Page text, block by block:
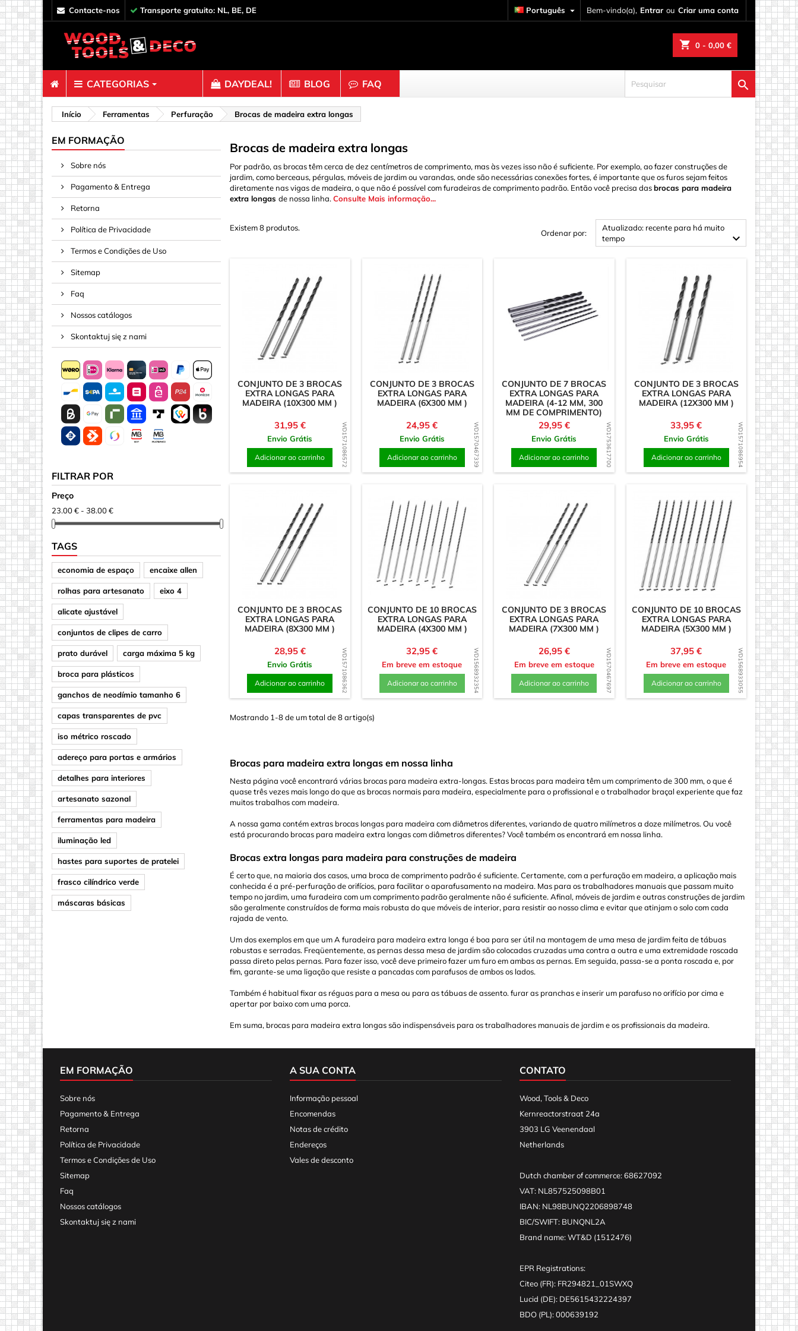
contacte-nos Transporte gratuito: NL, BE, DE Bem-vindo(a), Entrar ou Criar uma conta
Português 
shopping_cart 0 - 0,00 €
CATEGORIAS
Fixadores
Conectores de prateleira
Decoração
Espaçadores
Ganchos, Olhos & Anéis
Parafusos porcas
Pinos & Hastes
Porcas de rampa (porcas
aparafusadas)
Bolas & Miçangas
Caixa Infantil do Woody
Hemisférios
Ornamentos & Esculturas em Madeira
Paus & Blocos
Tampas & Botões
Acrílico (plástico)
Discos
Espelhos
Letras & Personagens
Material em folha 3 mm
Material em folha 8 mm
Outras formas
Setas
Ímãs
Cilindro/Disco
Ganchos magnéticos
DAYDEAL! BLOG FAQ 
Início Ferramentas Perfuração Brocas de madeira extra longas
EM FORMAÇÃO
Sobre nós
Pagamento & Entrega
Retorna
Política de Privacidade
Termos e Condições de Uso
Sitemap
Faq
Nossos catálogos
Skontaktuj się z nami
FILTRAR POR
Preço
23.00 € - 38.00 €
TAGS
economia de espaço encaixe allen
rolhas para artesanato eixo 4
alicate ajustável
conjuntos de clipes de carro
prato durável carga máxima 5 kg
broca para plásticos
ganchos de neodímio tamanho 6
capas transparentes de pvc
iso métrico roscado
adereço para portas e armários
detalhes para interiores
artesanato sazonal
ferramentas para madeira
iluminação led
hastes para suportes de pratelei
frasco cilíndrico verde
máscaras básicas
Brocas de madeira extra longas
Por padrão, as brocas têm cerca de dez centímetros de comprimento, mas às vezes isso não é suficiente. Por exemplo, ao fazer construções de
jardim, como berceaus, pérgulas, móveis de jardim ou varandas, onde são necessárias conexões fortes, é importante que os furos sejam feitos
diretamente nas vigas de madeira, o que não é possível com furadeiras de comprimento padrão. Então você precisa dasbrocas para madeira
extra longas de nossa linha. Consulte Mais informação...
Existem 8 produtos.
Ordenar por:
Atualizado: recente para há muito
tempo

WD1571086572
CONJUNTO DE 3 BROCAS
EXTRA LONGAS PARA
MADEIRA (10X300 MM )
Preço
31,95 €
Envio Grátis
Adicionar ao carrinho WD1570467339
CONJUNTO DE 3 BROCAS
EXTRA LONGAS PARA
MADEIRA (6X300 MM )
Preço
24,95 €
Envio Grátis
Adicionar ao carrinho WD1753617700
CONJUNTO DE 7 BROCAS
EXTRA LONGAS PARA
MADEIRA (4-12 MM, 300
MM DE COMPRIMENTO)
Preço
29,95 €
Envio Grátis
Adicionar ao carrinho WD1571086954
CONJUNTO DE 3 BROCAS
EXTRA LONGAS PARA
MADEIRA (12X300 MM )
Preço
33,95 €
Envio Grátis
Adicionar ao carrinho
WD1571086362
CONJUNTO DE 3 BROCAS
EXTRA LONGAS PARA
MADEIRA (8X300 MM )
Preço
28,95 €
Envio Grátis
Adicionar ao carrinho WD1568932354
CONJUNTO DE 10 BROCAS
EXTRA LONGAS PARA
MADEIRA (4X300 MM )
Preço
32,95 €
Em breve em estoque
Adicionar ao carrinho WD1570467697
CONJUNTO DE 3 BROCAS
EXTRA LONGAS PARA
MADEIRA (7X300 MM )
Preço
26,95 €
Em breve em estoque
Adicionar ao carrinho WD1568933055
CONJUNTO DE 10 BROCAS
EXTRA LONGAS PARA
MADEIRA (5X300 MM )
Preço
37,95 €
Em breve em estoque
Adicionar ao carrinho
Mostrando 1-8 de um total de 8 artigo(s)
Brocas para madeira extra longas em nossa linha
Nesta página você encontrará várias brocas para madeira extra-longas. Estas brocas para madeira têm um comprimento de 300 mm, o que é
quase três vezes mais longo do que as brocas normais para madeira, especialmente para o profissional e o trabalhador braçal experiente que faz
muitos trabalhos com madeira.
A nossa gama contém extras brocas longas para madeira com diâmetros diferentes, variando de quatro milímetros a doze milímetros. Ou você
está procurando brocas para madeira extra longas com diâmetros diferentes? Você também os encontrará em nossa linha.
Brocas extra longas para madeira para construções de madeira
É certo que, na maioria dos casos, uma broca de comprimento padrão é suficiente. Certamente, com a perfuração em madeira, a aplicação mais
conhecida é a pré-perfuração de orifícios, para facilitar o aparafusamento na madeira. Mas para os trabalhadores manuais que passam muito
tempo no jardim, uma furadeira com um comprimento padrão geralmente não é suficiente. Afinal, móveis de jardim e outras construções de jardim
são geralmente construídos de forma mais robusta do que móveis de interior, para resistir ao nosso clima e evitar que atinjam o solo com cada
rajada de vento.
Um dos exemplos em que um A furadeira para madeira extra longa é boa para ser útil na montagem de uma mesa de jardim feita de tábuas
robustas e serradas. Freqüentemente, as pernas dessa mesa de jardim são colocadas cruzadas uma contra a outra e uma extremidade roscada
passa direto pelas pernas. Para fazer isso, você deve primeiro fazer um furo em ambas as pernas. Em seguida, passa-se a ponta roscada e, por
fim, garante-se uma ligação que resiste a pancadas com parafusos de ambos os lados.
Também é habitual fixar as réguas para a mesa ou para as tábuas de assento. furar as pranchas e inserir um parafuso no orifício por cima e
apertar por baixo com uma porca.
Em suma, brocas para madeira extra longas são indispensáveis ​​para os trabalhadores manuais de jardim e os profissionais da madeira.
EM FORMAÇÃO
Sobre nós
Pagamento & Entrega
Retorna
Política de Privacidade
Termos e Condições de Uso
Sitemap
Faq
Nossos catálogos
Skontaktuj się z nami
A SUA CONTA
Informação pessoal
Encomendas
Notas de crédito
Endereços
Vales de desconto
CONTATO
Wood, Tools & Deco
Kernreactorstraat 24a
3903 LG Veenendaal
Netherlands
Dutch chamber of commerce: 68627092
VAT: NL857525098B01
IBAN: NL98BUNQ2206898748
BIC/SWIFT: BUNQNL2A
Brand name: WT&D (1512476)
EPR Registrations:
Citeo (FR): FR294821_01SWXQ
Lucid (DE): DE5615432224397
BDO (PL): 000639192